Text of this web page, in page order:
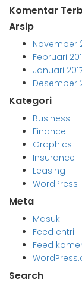
Komentar
Arsip
November
Februari
Januari
Desember
Kategori
Business
Finance
Graphics
Insurance
Leasing
WordPress
Meta
Masuk
Feed entri
Feed
Search